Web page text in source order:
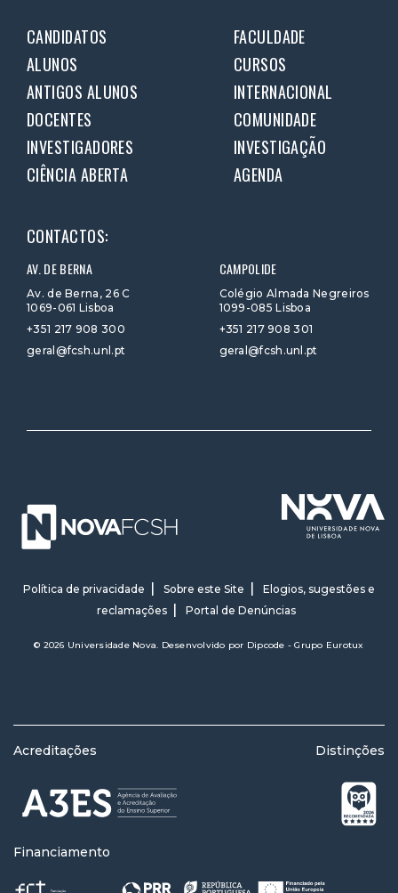
CANDIDATOS
FACULDADE
ALUNOS
CURSOS
ANTIGOS ALUNOS
INTERNACIONAL
DOCENTES
COMUNIDADE
INVESTIGADORES
INVESTIGAÇÃO
CIÊNCIA ABERTA
AGENDA
CONTACTOS:
AV. DE BERNA
Av. de Berna, 26 C
1069-061 Lisboa
+351 217 908 300
geral@fcsh.unl.pt
CAMPOLIDE
Colégio Almada Negreiros
1099-085 Lisboa
+351 217 908 301
geral@fcsh.unl.pt
Política de privacidade Sobre este Site
Elogios, sugestões e
reclamações
Portal de Denúncias
© 2026 Universidade Nova. Desenvolvido por Dipcode - Grupo Eurotux
Acreditações Distinções
Financiamento